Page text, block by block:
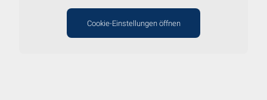
Cookie-Einstellungen öffnen